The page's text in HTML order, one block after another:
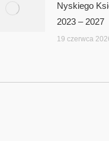
Nyskiego
2023 – 2027
19 czerwca